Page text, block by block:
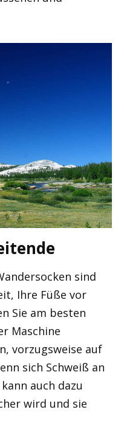
sind
Ihre Füße vor
Sie am besten
Maschine
vorzugsweise auf
sich Schweiß an
auch dazu
wird und sie